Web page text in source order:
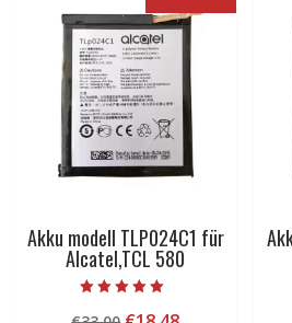
Akku modell TLP024C1 für
Alcatel,TCL 580
5.00